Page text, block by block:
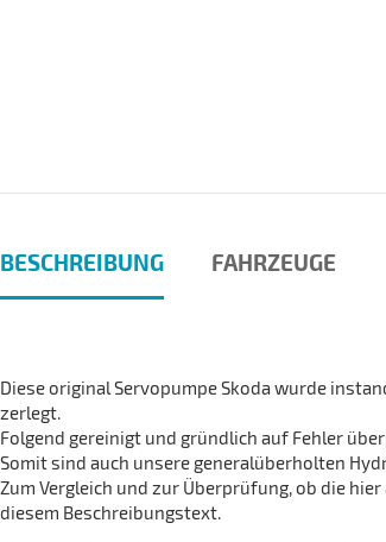
BESCHREIBUNG FAHRZEUGE
Diese original Servopumpe Skoda wurde
zerlegt.
Folgend gereinigt und gründlich auf Fehler
Somit sind auch unsere generalüberholten
Zum Vergleich und zur Überprüfung, ob die
diesem Beschreibungstext.